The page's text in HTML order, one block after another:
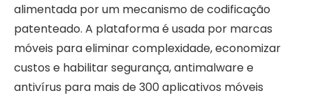
alimentada por um mecanismo de codificação
patenteado. A plataforma é usada por marcas
móveis para eliminar complexidade, economizar
custos e habilitar segurança, antimalware e
antivírus para mais de 300 aplicativos móveis